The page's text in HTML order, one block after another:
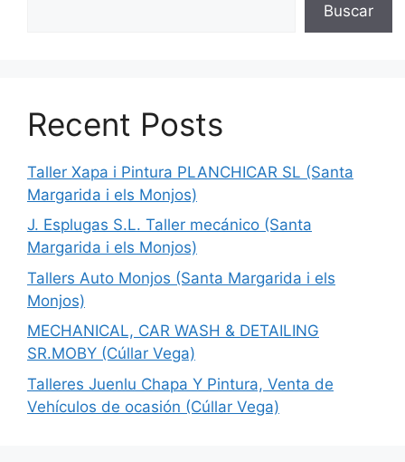
Buscar
Recent Posts
Taller Xapa i Pintura PLANCHICAR SL (Santa
Margarida i els Monjos)
J. Esplugas S.L. Taller mecánico (Santa
Margarida i els Monjos)
Tallers Auto Monjos (Santa Margarida i els
Monjos)
MECHANICAL, CAR WASH & DETAILING
SR.MOBY (Cúllar Vega)
Talleres Juenlu Chapa Y Pintura, Venta de
Vehículos de ocasión (Cúllar Vega)